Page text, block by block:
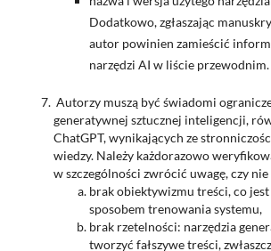
Dodatkowo, zgłaszając
autor powinien zamieścić
narzędzi AI w liście przewodnim.
Autorzy muszą być świadomi
generatywnej sztucznej inteligencji,
ChatGPT, wynikających ze
wiedzy. Należy każdorazowo
w szczególności zwrócić uwagę, czy nie
brak obiektywizmu treści, co jest
sposobem trenowania systemu,
brak rzetelności: narzędzia
tworzyć fałszywe treści,